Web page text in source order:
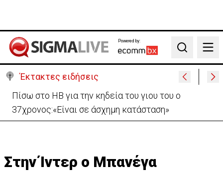
Powered by:
Search
Έκτακτες ειδήσεις
Πίσω στο ΗΒ για την κηδεία του γιου του ο
37χρονος:«Είναι σε άσχημη κατάσταση»
Στην Ίντερ ο Μπανέγα